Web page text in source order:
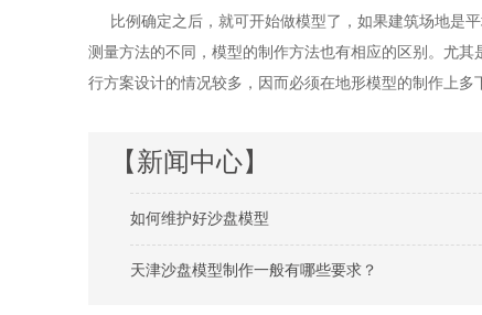
比例确定之后，就可开始做模型了，如果建筑场地是
测量方法的不同，模型的制作方法也有相应的区别。尤
行方案设计的情况较多，因而必须在地形模型的制作上多
【新闻中心】
如何维护好沙盘模型
天津沙盘模型制作一般有哪些要求？